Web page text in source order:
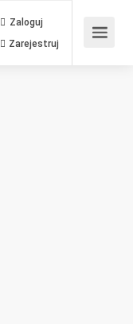
Zarejestruj